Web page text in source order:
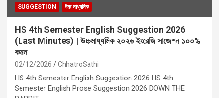
SUGGESTION উচ্চ মাধ্যমিক
HS 4th Semester English Suggestion 2026
(Last Minutes) | উচ্চমাধ্যমিক ২০২৬ ইংরেজি সাজেশন ১০০%
কমন
02/12/2026 ChhatroSathi
HS 4th Semester English Suggestion 2026 HS 4th
Semester English Prose Suggestion 2026 DOWN THE